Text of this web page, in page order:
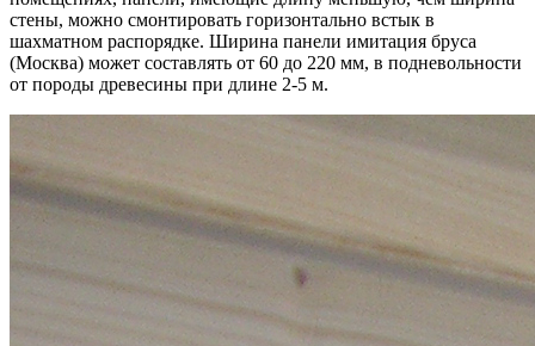
стены, можно смонтировать горизонтально встык в
шахматном распорядке. Ширина панели имитация бруса
(Москва) может составлять от 60 до 220 мм, в подневольности
от породы древесины при длине 2-5 м.